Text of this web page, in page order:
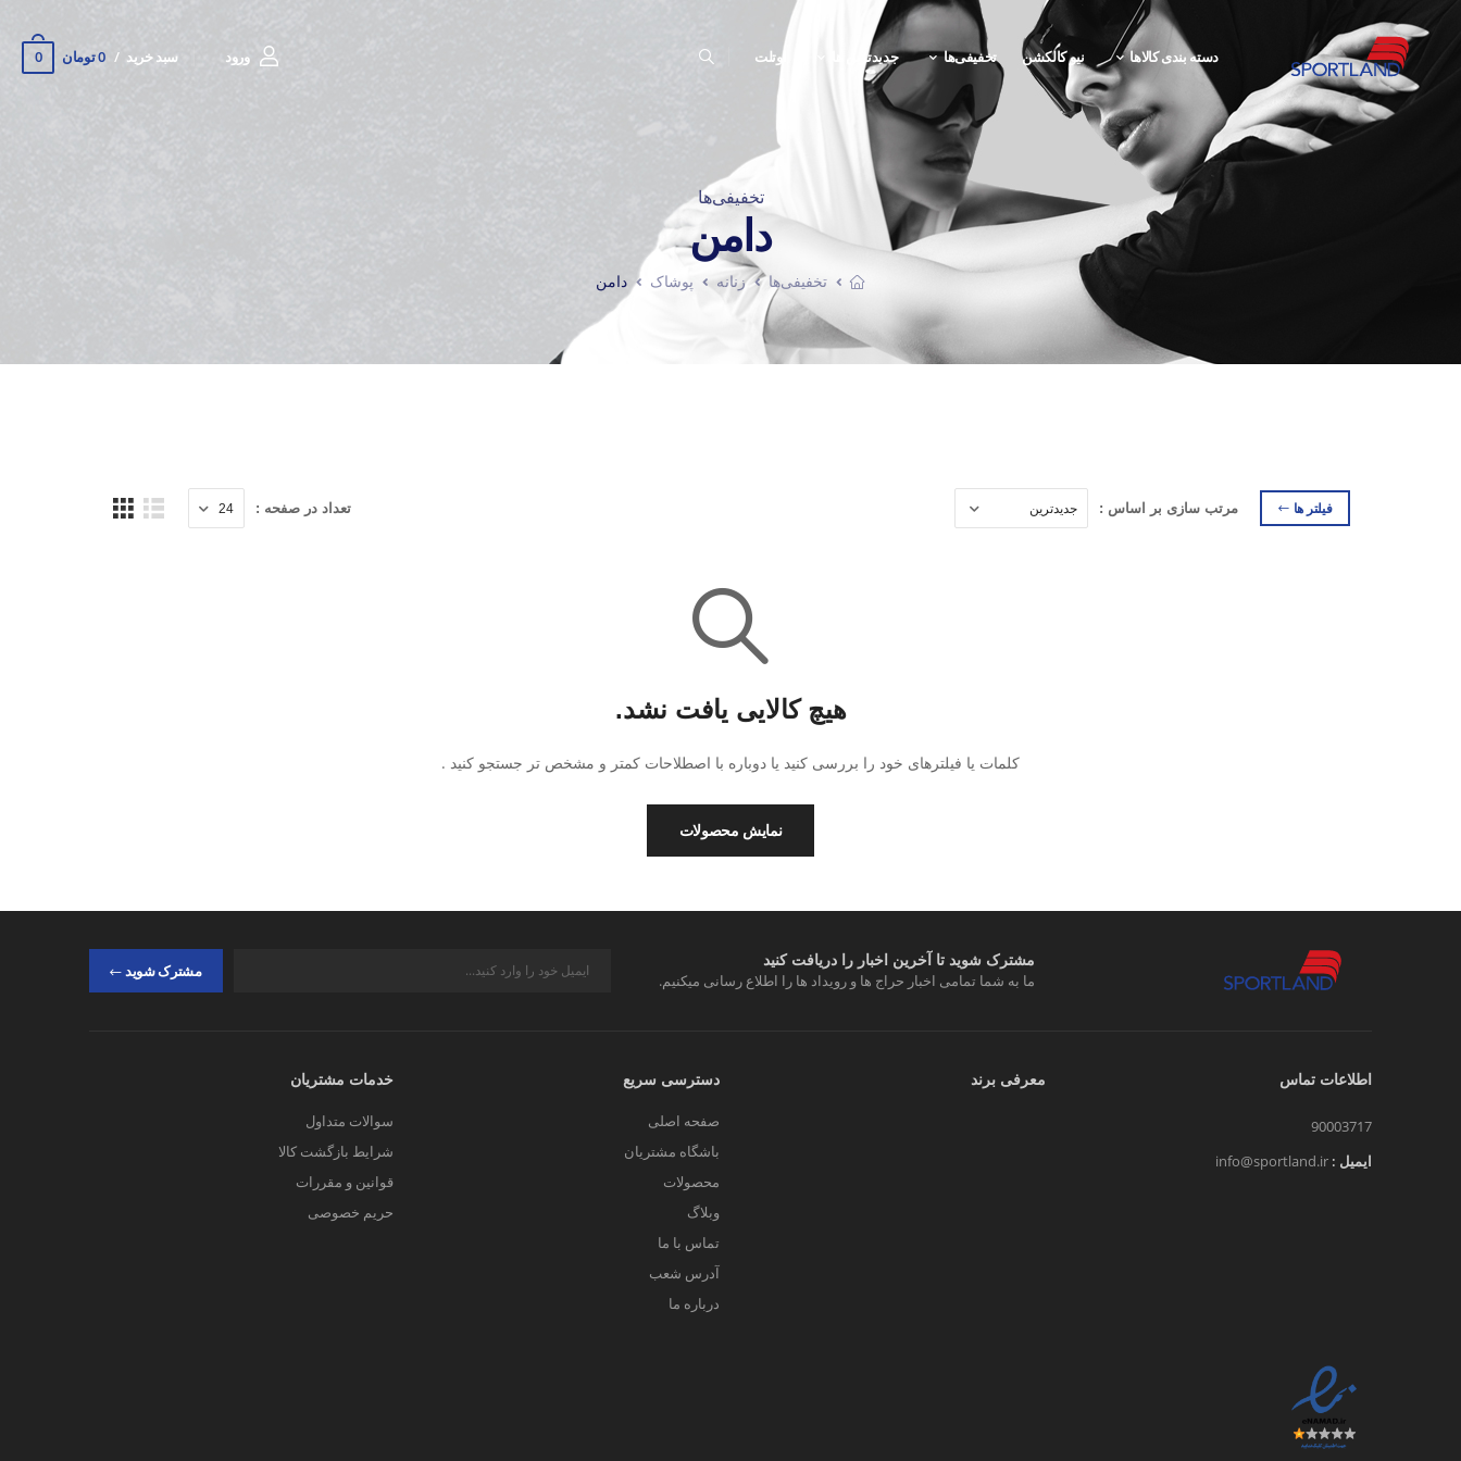
دسته بندی کالاها نیو کالکشن تخفیفی‌ها جدیدترین ها اوتلت ورود سبد خرید 0 تومان 0
تخفیفی‌ها
دامن
تخفیفی‌ها زنانه پوشاک دامن
فیلتر ها مرتب سازی بر اساس : تعداد در صفحه :
هیچ کالایی یافت نشد.
کلمات یا فیلترهای خود را بررسی کنید یا دوباره با اصطلاحات کمتر و مشخص تر جستجو کنید .
نمایش محصولات
مشترک شوید تا آخرین اخبار را دریافت کنید
ما به شما تمامی اخبار حراج ها و رویداد ها را اطلاع رسانی میکنیم.
مشترک شوید
اطلاعات تماس
90003717
ایمیل : info@sportland.ir
معرفی برند دسترسی سریع
صفحه اصلی
باشگاه مشتریان
محصولات
وبلاگ
تماس با ما
آدرس شعب
درباره ما
خدمات مشتریان
سوالات متداول
شرایط بازگشت کالا
قوانین و مقررات
حریم خصوصی